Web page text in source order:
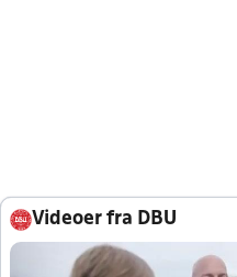
Videoer fra DBU